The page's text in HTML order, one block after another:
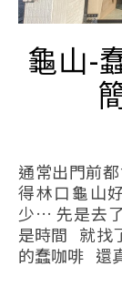
龜山-
通常出門前都會google一下當地的咖啡館 雖然覺
得林口龜山
少… 先是去
是時間 就找
的蠢咖啡 還